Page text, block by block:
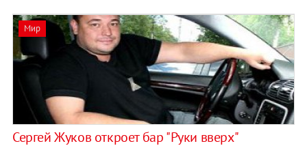
Мир
Сергей Жуков откроет бар "Руки вверх"